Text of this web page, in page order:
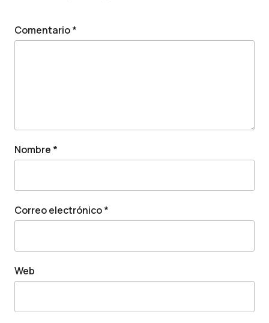
Comentario*
Nombre *
Correo electrónico*
Web